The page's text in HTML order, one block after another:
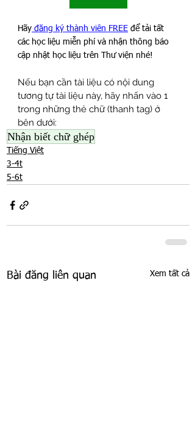
Hãy đăng ký thành viên FREE để tải tất
các học liệu miễn phí và nhận thông báo
cập nhật học liệu trên Thư viện nhé!
Nếu bạn cần tài liệu có nội dung
tương tự tài liệu này, hãy nhấn vào 1
trong những thẻ chữ (thanh tag) ở
bên dưới:
Nhận biết chữ ghép
Tiếng Việt
3-4t
5-6t
Bài đăng liên quan Xem tất cả